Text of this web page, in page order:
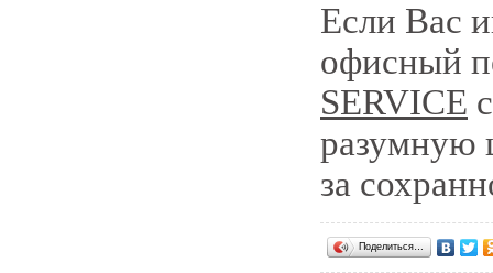
Если Вас
офисный
SERVICE
разумную
за
Поделиться…